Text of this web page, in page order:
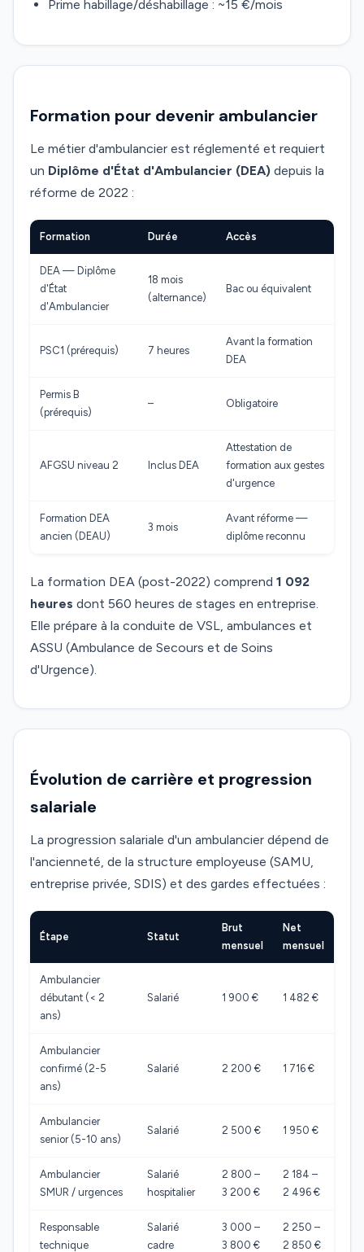
Prime habillage/déshabillage : ~15 €/mois
Formation pour devenir ambulancier
Le métier d'ambulancier est réglementé et requiert
un Diplôme d'État d'Ambulancier (DEA) depuis la
réforme de 2022 :
Formation Durée Accès
DEA — Diplôme
d'État
d'Ambulancier
18 mois
(alternance)
Bac ou équivalent
PSC1 (prérequis) 7 heures
Avant la formation
DEA
Permis B
(prérequis)
– Obligatoire
AFGSU niveau 2 Inclus DEA
Attestation de
formation aux gestes
d'urgence
Formation DEA
ancien (DEAU)
3 mois
Avant réforme —
diplôme reconnu
La formation DEA (post-2022) comprend 1 092
heures dont 560 heures de stages en entreprise.
Elle prépare à la conduite de VSL, ambulances et
ASSU (Ambulance de Secours et de Soins
d'Urgence).
Évolution de carrière et progression
salariale
La progression salariale d'un ambulancier dépend de
l'ancienneté, de la structure employeuse (SAMU,
entreprise privée, SDIS) et des gardes effectuées :
Étape Statut
Brut
mensuel
Net
mensuel
Ambulancier
débutant (< 2
ans)
Salarié 1 900 € 1 482 €
Ambulancier
confirmé (2-5
ans)
Salarié 2 200 € 1 716 €
Ambulancier
senior (5-10 ans)
Salarié 2 500 € 1 950 €
Ambulancier
SMUR / urgences
Salarié
hospitalier
2 800 –
3 200 €
2 184 –
2 496 €
Responsable
technique
Salarié
cadre
3 000 –
3 800 €
2 250 –
2 850 €